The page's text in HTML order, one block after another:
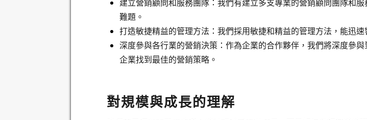
建立營銷顧問和服務團隊：我們有建立多支專業的營銷顧問團隊和
難題。
打造敏捷精益的管理方法：我們採用敏捷和精益的管理方法，能迅
深度參與各行業的營銷決策：作為企業的合作夥伴，我們將深度參
企業找到最佳的營銷策略。
對規模與成長的理解